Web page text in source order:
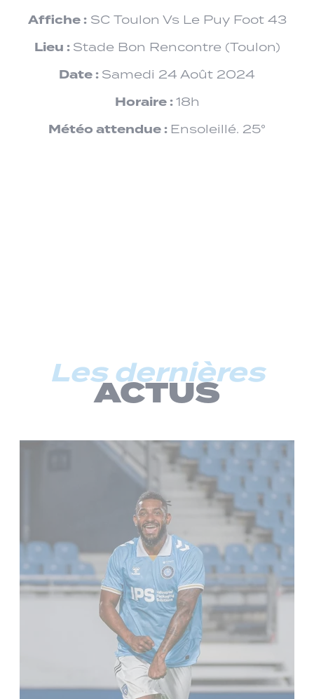
Affiche :SC Toulon Vs Le Puy Foot 43
Lieu : Stade Bon Rencontre (Toulon)
Date : Samedi 24 Août 2024
Horaire :18h
Météo attendue : Ensoleillé. 25°
Les dernières
ACTUS